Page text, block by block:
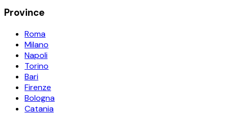
Province
Roma
Milano
Napoli
Torino
Bari
Firenze
Bologna
Catania